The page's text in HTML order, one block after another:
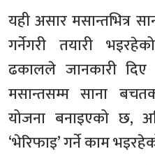
यही असार मसान्तभित्र
गर्नेगरी तयारी
ढकालले जानकारी
मसान्तसम्म साना
योजना बनाइएको छ,
‘भेरिफाइ’ गर्ने काम